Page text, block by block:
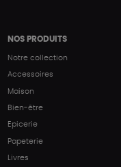
NOS PRODUITS
Notre collection
Accessoires
Maison
Bien-être
Epicerie
Papeterie
Livres